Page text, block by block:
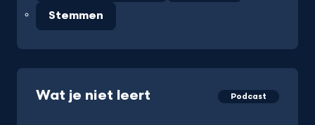
Stemmen
Wat je niet leert Podcast